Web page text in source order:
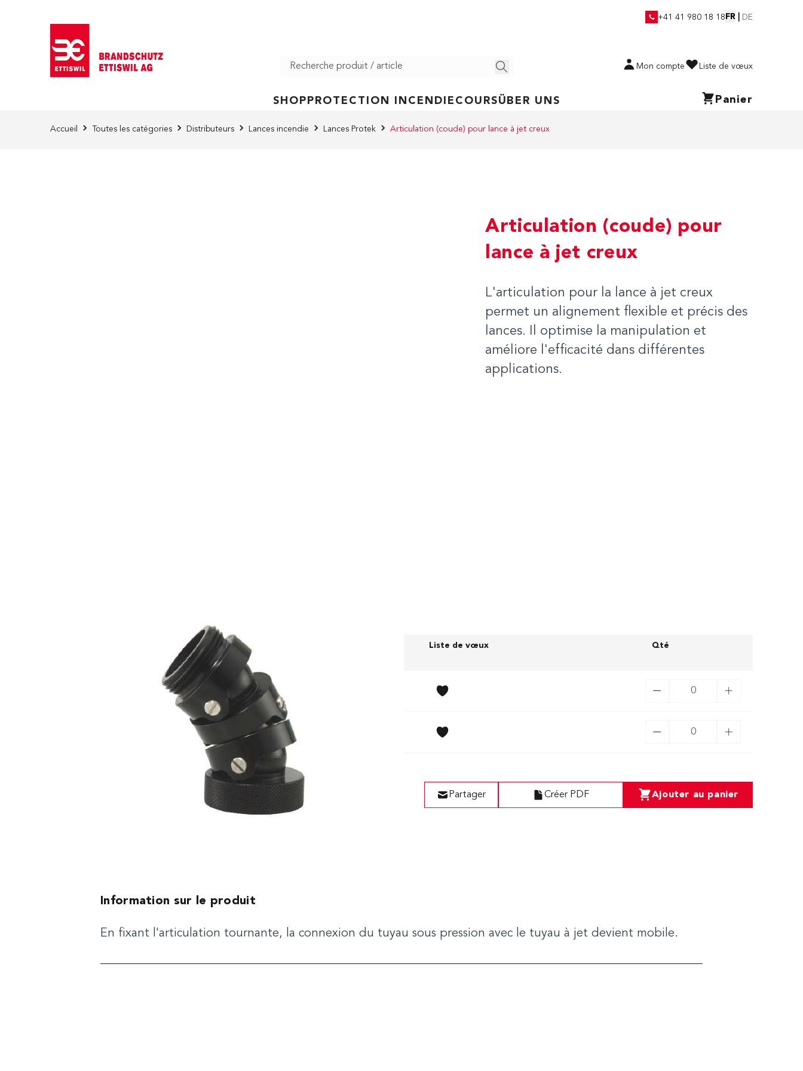
+41 41 980 18 18 FR DE
Mon compte Liste de vœux
SHOP PROTECTION INCENDIE COURSÜBER UNS Panier
Accueil Toutes les catégories Distributeurs Lances incendie Lances Protek Articulation (coude) pour lance à jet creux
Articulation (coude) pour
lance à jet creux
L'articulation pour la lance à jet creux
permet un alignement flexible et précis des
lances. Il optimise la manipulation et
améliore l'efficacité dans différentes
applications.
Raccord Liste de vœux Qté
1" (Protek 150 l)
1 1/2" ( Protek 475 l)
Ajouter au panier
Créer PDF
Partager
Information sur le produit
En fixant l'articulation tournante, la connexion du tuyau sous pression avec le tuyau à jet devient mobile.